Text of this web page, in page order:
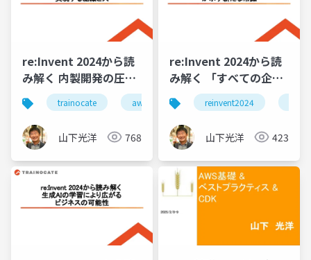
re:Invent 2024から読
み解く 内製開発の圧倒
的効果と 実現する組織
と人
trainocate aws
山下光洋 768
re:Invent 2024から読
み解く 「すべての企業
はIT企業になる」 が示
す新たな常識
reinvent2024
山下光洋 423